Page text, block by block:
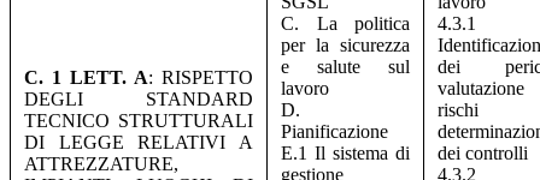
C. 1 LETT. A: RISPETTO
DEGLI STANDARD
TECNICO STRUTTURALI
DI LEGGE RELATIVI A
ATTREZZATURE,
C. La politica
per la sicurezza
e salute sul
lavoro
D.
Pianificazione
E.1 Il sistema di
gestione
4.3.1
dei
valutazione
rischi
dei controlli
4.3.2